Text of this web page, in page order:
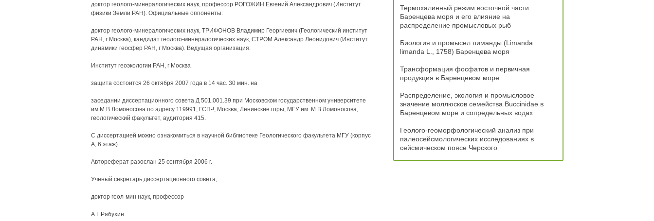
доктор геолого-минералогических наук, профессор РОГОЖИН Евгений Александрович (Институт
физики Земли РАН). Официальные оппоненты:
доктор геолого-минералогических наук, ТРИФОНОВ Владимир Георгиевич (Геологический институт
РАН, г Москва), кандидат геолого-минералогических наук, СТРОМ Александр Леонидович (Институт
динамики геосфер РАН, г Москва). Ведущая организация:
Институт геоэкологии РАН, г Москва
защита состоится 26 октября 2007 года в 14 час. 30 мин. на
заседании диссертационного совета Д 501.001.39 при Московском государственном университете
им М.В Ломоносова по адресу 119991, ГСП-!, Москва, Ленинские горы, МГУ им. М.В.Ломоносова,
геологический факультет, аудитория 415.
С диссертацией можно ознакомиться в научной библиотеке Геологического факультета МГУ (корпус
А, 6 этаж)
Автореферат разослан 25 сентября 2006 г.
Ученый секретарь диссертационного совета,
доктор геол-мин наук, профессор
А Г.Рябухин
Термохалинный режим восточной части
Баренцева моря и его влияние на
распределение промысловых рыб
Биология и промысел лиманды (Limanda
limanda L., 1758) Баренцева моря
Трансформация фосфатов и первичная
продукция в Баренцевом море
Распределение, экология и промысловое
значение моллюсков семейства Buccinidae в
Баренцевом море и сопредельных водах
Геолого-геоморфологический анализ при
палеосейсмологических исследованиях в
сейсмическом поясе Черского